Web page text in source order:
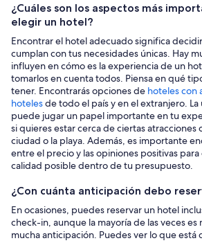
¿Cuáles son los aspectos más
elegir un hotel?
Encontrar el hotel adecuado significa
cumplan con tus necesidades únicas. Hay
influyen en cómo es la experiencia de un
tomarlos en cuenta todos. Piensa en qué
tener. Encontrarás opciones de hoteles con
hotelesde todo el país y en el extranjero.
puede jugar un papel importante en tu
si quieres estar cerca de ciertas atracciones
ciudad o la playa. Además, es importante
entre el precio y las opiniones positivas
calidad posible dentro de tu presupuesto.
¿Con cuánta anticipación debo
En ocasiones, puedes reservar un hotel
check-in, aunque la mayoría de las veces es
mucha anticipación. Puedes ver lo que está